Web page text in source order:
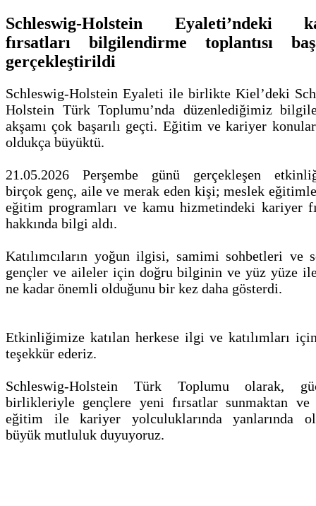
Schleswig-Holstein Eyaleti’ndeki
fırsatları bilgilendirme toplantısı
gerçekleştirildi
Schleswig-Holstein Eyaleti ile birlikte Kiel’deki
Holstein Türk Toplumu’nda düzenlediğimiz
akşamı çok başarılı geçti. Eğitim ve kariyer
oldukça büyüktü.
21.05.2026 Perşembe günü gerçekleşen
birçok genç, aile ve merak eden kişi; meslek
eğitim programları ve kamu hizmetindeki kariyer
hakkında bilgi aldı.
Katılımcıların yoğun ilgisi, samimi sohbetleri ve
gençler ve aileler için doğru bilginin ve yüz yüze
ne kadar önemli olduğunu bir kez daha gösterdi.
Etkinliğimize katılan herkese ilgi ve katılımları
teşekkür ederiz.
Schleswig-Holstein Türk Toplumu olarak,
birlikleriyle gençlere yeni fırsatlar sunmaktan ve
eğitim ile kariyer yolculuklarında yanlarında
büyük mutluluk duyuyoruz.